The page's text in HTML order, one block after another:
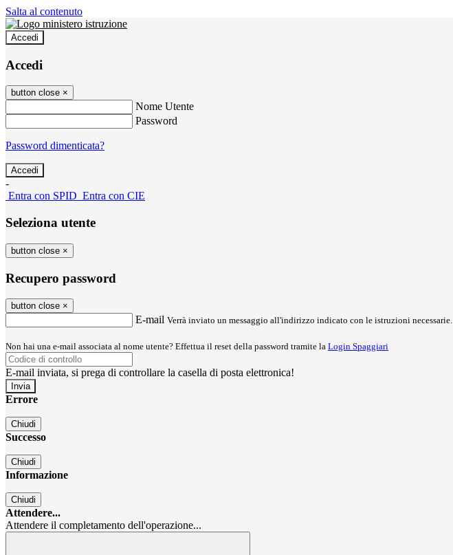
Salta al contenuto
Accedi
Accedi
button close ×
Nome Utente
Password
Password dimenticata?
-
Entra con SPID Entra con CIE
Seleziona utente
button close ×
Recupero password
button close ×
E-mail Verrà inviato un messaggio all'indirizzo indicato con le istruzioni necessarie.
Non hai una e-mail associata al nome utente? Effettua il reset della password tramite la Login Spaggiari
E-mail inviata, si prega di controllare la casella di posta elettronica!
Errore
Chiudi
Successo
Chiudi
Informazione
Chiudi
Attendere...
Attendere il completamento dell'operazione...